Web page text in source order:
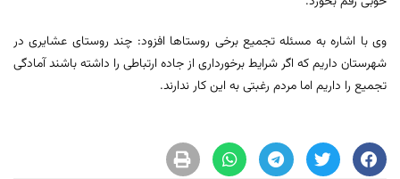
وی با اشاره به مسئله تجمیع برخی روستاها افزود: چند روستای عشایری در
شهرستان داریم که اگر شرایط برخورداری از جاده ارتباطی را داشته باشند آمادگی
تجمیع را داریم اما مردم رغبتی به این کار ندارند.